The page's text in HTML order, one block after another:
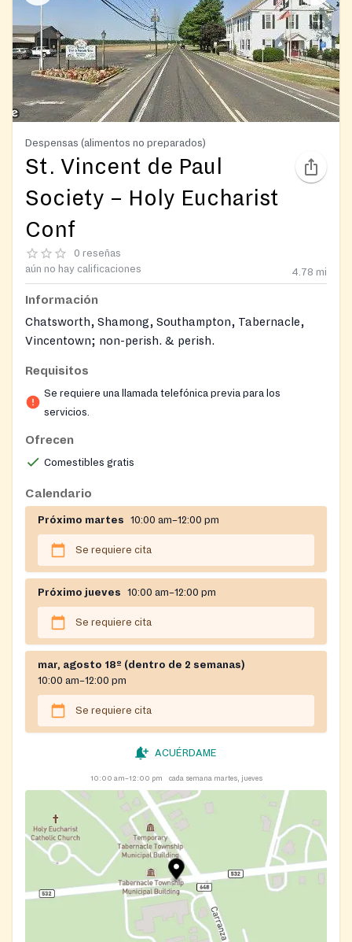
Despensas (alimentos no preparados)
St. Vincent de Paul
Society – Holy Eucharist
Conf
0 reseñas
aún no hay calificaciones
4.78 mi
Información
Chatsworth, Shamong, Southampton, Tabernacle,
Vincentown; non-perish. & perish.
Requisitos
Se requiere una llamada telefónica previa para los
servicios.
Ofrecen
Comestibles gratis
Calendario
Próximo martes 10:00 am–12:00 pm
Se requiere cita
Próximo jueves 10:00 am–12:00 pm
Se requiere cita
mar, agosto 18º (dentro de 2 semanas)
10:00 am–12:00 pm
Se requiere cita
ACUÉRDAME
10:00 am–12:00 pm cada semana martes, jueves